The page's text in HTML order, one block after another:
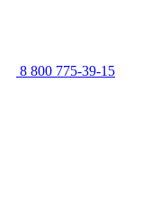
8 800 775-39-15